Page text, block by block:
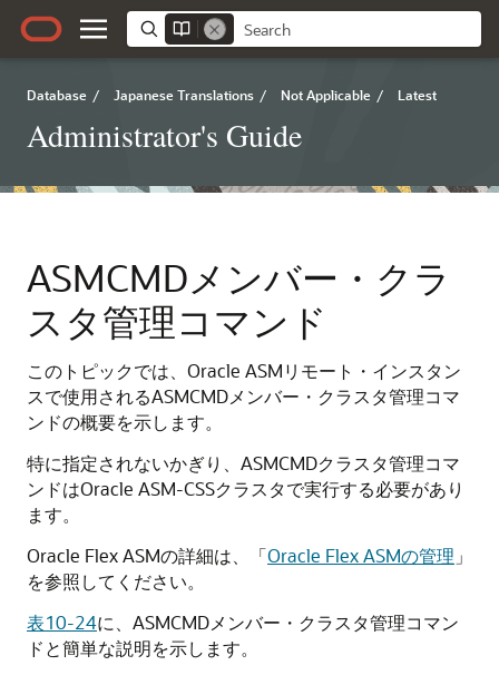
Database / Japanese Translations / Not Applicable / Latest
Administrator's Guide
ASMCMDメンバー・クラ
スタ管理コマンド
このトピックでは、Oracle ASMリモート・インスタン
スで使用されるASMCMDメンバー・クラスタ管理コマ
ンドの概要を示します。
特に指定されないかぎり、ASMCMDクラスタ管理コマ
ンドはOracle ASM-CSSクラスタで実行する必要があり
ます。
Oracle Flex ASMの詳細は、
「Oracle Flex ASMの管理 」
を参照してください。
表10-24に、ASMCMDメンバー・クラスタ管理コマン
ドと簡単な説明を示します。